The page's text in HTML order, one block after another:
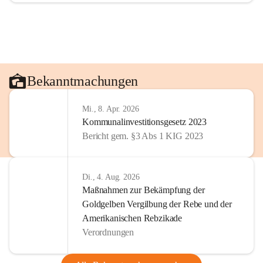
Bekanntmachungen
Mi., 8. Apr. 2026
Kommunalinvestitionsgesetz 2023
Bericht gem. §3 Abs 1 KIG 2023
Di., 4. Aug. 2026
Maßnahmen zur Bekämpfung der
Goldgelben Vergilbung der Rebe und der
Amerikanischen Rebzikade
Verordnungen